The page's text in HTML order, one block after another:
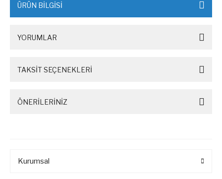
ÜRÜN BİLGİSİ
YORUMLAR
TAKSİT SEÇENEKLERİ
ÖNERİLERİNİZ
Kurumsal